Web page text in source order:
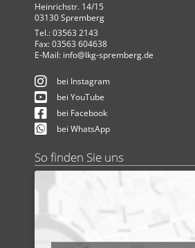
Heinrichstr. 14/15
03130 Spremberg
Tel.: 03563 2143
Fax: 03563 604638
E-Mail: info@lkg-spremberg.de
bei Instagram
bei YouTube
bei Facebook
bei WhatsApp
So finden Sie uns